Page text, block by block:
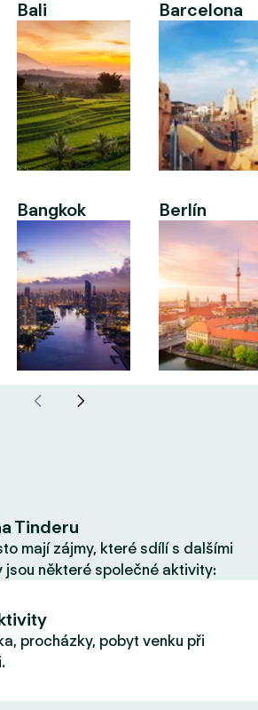
Bali
Bangkok
Barcelona
Berlín
Tinderu
mají zájmy, které sdílí s dalšími
jsou některé společné aktivity:
procházky, pobyt venku při